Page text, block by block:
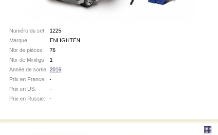
Numéro du set:
1225
Marque:
ENLIGHTEN
Nbr de pièces:
76
Nbr de Minifigs:
1
Année de sortie: 2016
Prix en France:
-
Prix en US:
-
Prix en Russie:
-
▦